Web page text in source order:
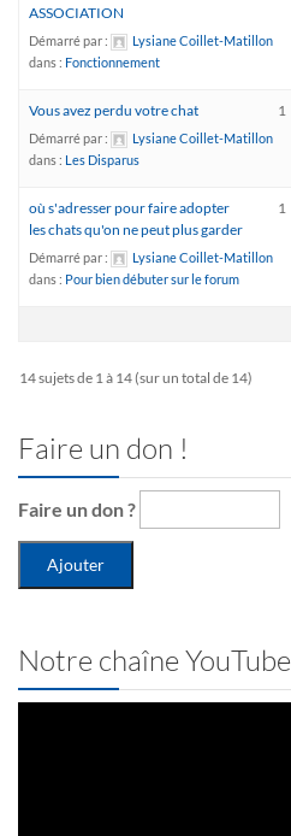
ASSOCIATION
Démarré par :
Lysiane Coillet-Matillon
dans : Fonctionnement
Vous avez perdu votre chat
Démarré par :
Lysiane Coillet-Matillon
dans : Les Disparus
1
où s'adresser pour faire adopter
les chats qu'on ne peut plus garder
Démarré par :
Lysiane Coillet-Matillon
dans : Pour bien débuter sur le forum
1
14 sujets de 1 à 14 (sur un total de 14)
Faire un don !
Faire un don ?
Notre chaîne YouTube